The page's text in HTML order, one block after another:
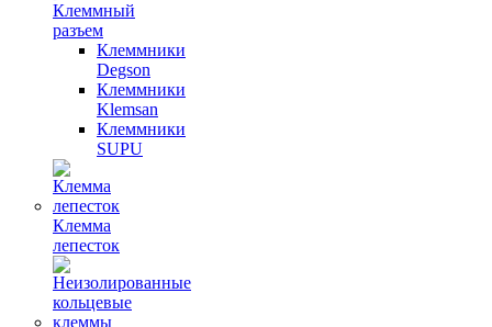
Клеммный
разъем
Клеммники
Degson
Клеммники
Klemsan
Клеммники
SUPU
Клемма
лепесток